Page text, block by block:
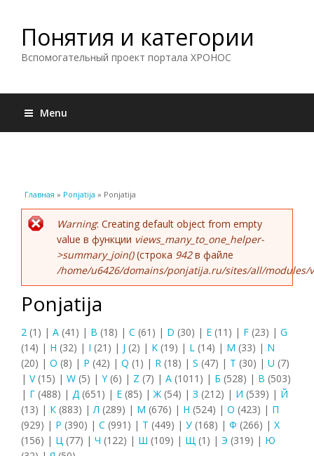
Понятия и категории
Вспомогательный проект портала ХРОНОС
Menu
Вы здесь
Главная » Ponjatija » Ponjatija
Сообщение об ошибке
Warning: Creating default object from empty
value в функции views_many_to_one_helper-
>summary_join()(строка 942в файле
/home/u6426/domains/ponjatija.ru/sites/all/modules/
Ponjatija
2 (1) | A (41) | B (18) | C (61) | D (30) | E (11) | F (23) | G
(14) | H (32) | I (21) | J (2) | K (19) | L (14) | M (33) | N
(20) | O (8) | P (42) | Q (1) | R (18) | S (47) | T (30) | U (7)
| V(15) | W (5) | Y(6) | Z (7) | А (1011) | Б (528) | В (503)
| Г (488) | Д (651) | Е (85) | Ж (54) | З (212) | И (539) | Й
(13) | К (883) | Л (289) | М (676) | Н (524) | О (423) | П
(929) | Р (390) | С (991) | Т (449) | У (168) | Ф (266) | Х
(156) | Ц (77) | Ч (122) | Ш (109) | Щ (1) | Э (319) | Ю